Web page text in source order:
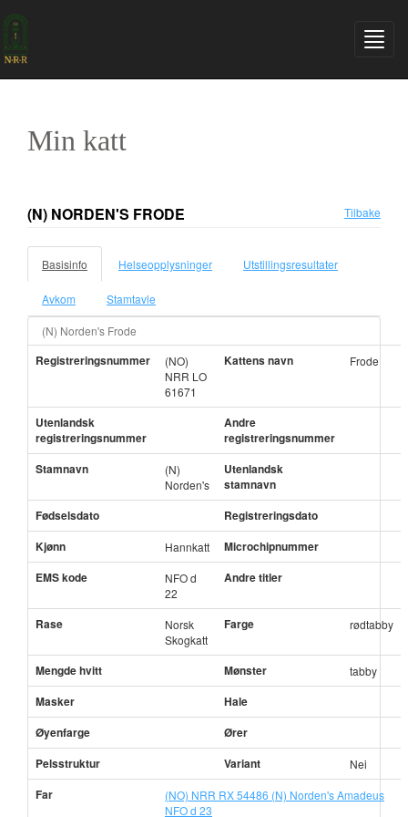
Min katt
(N) NORDEN'S FRODE Tilbake
Basisinfo Helseopplysninger Utstillingsresultater
Avkom Stamtavle
(N) Norden's Frode
Registreringsnummer
(NO)
NRR LO
61671
Kattens navn Frode
Utenlandsk
registreringsnummer
Andre
registreringsnummer
Stamnavn
(N)
Norden's
Utenlandsk
stamnavn
Fødselsdato
Registreringsdato
Kjønn
Hannkatt
Microchipnummer
EMS kode
NFO d
22
Andre titler
Rase
Norsk
Skogkatt
Farge rødtabby
Mengde hvitt Mønster tabby
Masker
Hale
Øyenfarge
Ører
Pelsstruktur
Variant Nei
Far
(NO) NRR RX 54486 (N) Norden's Amadeus
NFO d 23